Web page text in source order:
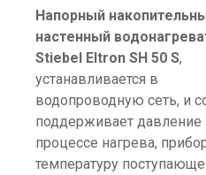
Напорный
настенный
Stiebel Eltron SH 50 S,
устанавливается в
водопроводную сеть, и
поддерживает давление
процессе нагрева,
температуру